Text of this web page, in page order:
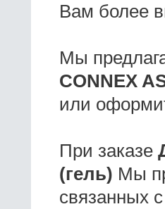
Вам более
Мы
CONNEX
или
При заказе
(гель) Мы
связанных